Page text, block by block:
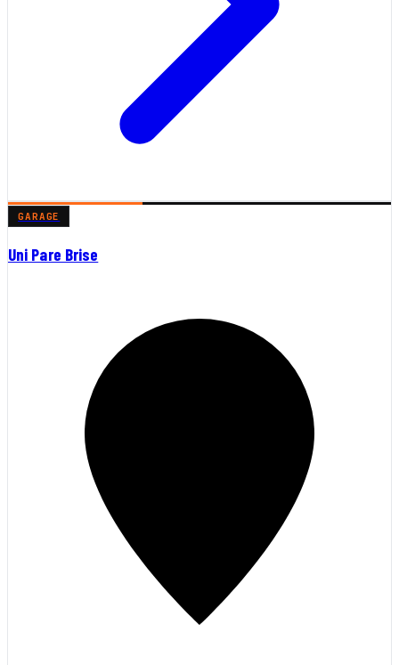
GARAGE
Uni Pare Brise